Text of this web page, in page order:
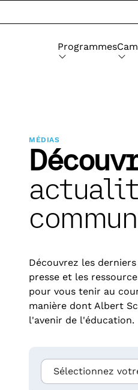
Programmes
MÉDIAS
Découvrez les
presse et les
pour vous tenir au
manière dont Albert
l'avenir de l'éducation.
Sélectionnez